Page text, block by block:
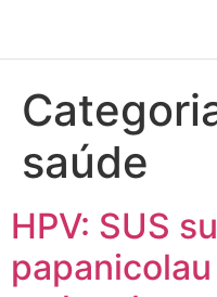
saúde
HPV: SUS